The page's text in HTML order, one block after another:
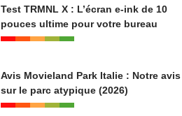
Test TRMNL X : L’écran e-ink de 10
pouces ultime pour votre bureau
Avis Movieland Park Italie : Notre avis
sur le parc atypique (2026)